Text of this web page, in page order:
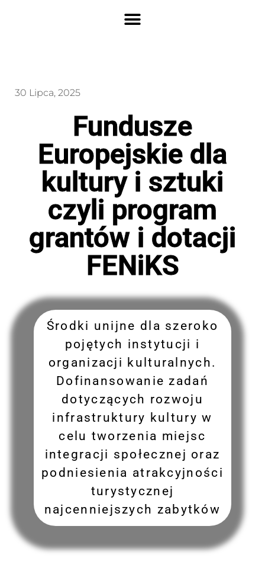
30 Lipca, 2025
Fundusze
Europejskie dla
kultury i sztuki
czyli program
grantów i dotacji
FENiKS
Środki unijne dla szeroko
pojętych instytucji i
organizacji kulturalnych.
Dofinansowanie zadań
dotyczących rozwoju
infrastruktury kultury w
celu tworzenia miejsc
integracji społecznej oraz
podniesienia atrakcyjności
turystycznej
najcenniejszych zabytków